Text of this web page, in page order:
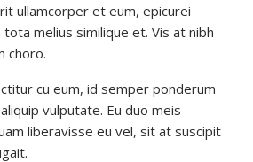
ullamcorper et eum, epicurei
melius similique et. Vis at nibh
choro.
cu eum, id semper ponderum
vulputate. Eu duo meis
liberavisse eu vel, sit at suscipit